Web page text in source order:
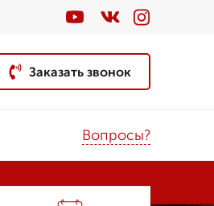
Заказать звонок
Вопросы?